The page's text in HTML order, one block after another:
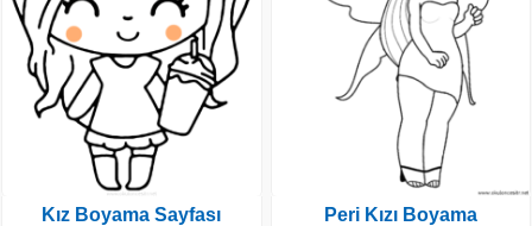
Kız Boyama Sayfası Peri Kızı Boyama